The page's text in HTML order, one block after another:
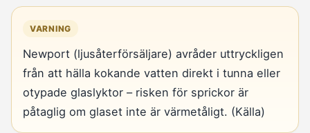
VARNING
Newport (ljusåterförsäljare) avråder uttryckligen
från att hälla kokande vatten direkt i tunna eller
otypade glaslyktor – risken för sprickor är
påtaglig om glaset inte är värmetåligt. (Källa)